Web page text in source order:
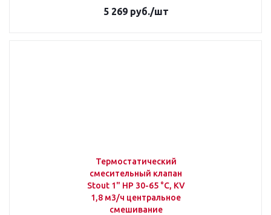
5 269руб./шт
Термостатический
смесительный клапан
Stout 1" НР 30-65 °С, KV
1,8 м3/ч центральное
смешивание